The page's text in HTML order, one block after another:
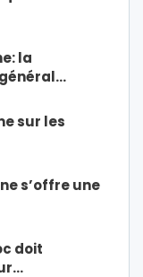
la
sur les
s’offre une
doit